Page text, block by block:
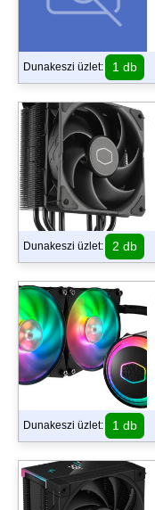
Dunakeszi üzlet: 1 db
Dunakeszi üzlet: 2 db
Dunakeszi üzlet: 1 db